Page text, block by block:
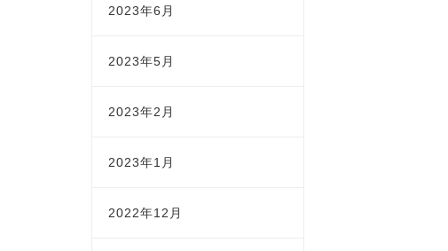
2023年6月
2023年5月
2023年2月
2023年1月
2022年12月